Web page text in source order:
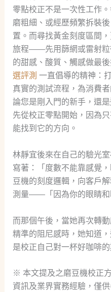
零點校正不是一次性工作
磨粗細、或經歷頻繁拆裝
置。而尋找黃金刻度區間
旅程——先用篩網或雷射粒
的甜感、酸質、觸感做最
選評測 一直倡導的精神：
真實的測試流程，為消費
論您是剛入門的新手，還
先從校正零點開始，因為
能找到它的方向。
林靜宜後來在自己的驗光
寫著：「度數不能靠感覺
豆機的刻度邏輯，向客戶
測量——「因為你的眼睛和
而那個午後，當她再次轉
精準的阻尼感時，她知道
是校正自己對一杯好咖啡的
※ 本文提及之磨豆機校正
資訊及業界實務經驗，僅